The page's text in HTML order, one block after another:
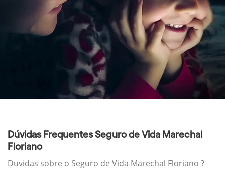
Dúvidas Frequentes Seguro de Vida Marechal
Floriano
Duvidas sobre o Seguro de Vida Marechal Floriano ?